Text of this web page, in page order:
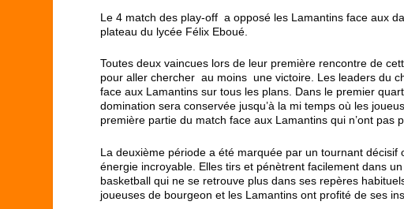
Le 4 match des play-off a opposé les Lamantins face aux
plateau du lycée Félix Eboué.
Toutes deux vaincues lors de leur première rencontre de
pour aller chercher au moins une victoire. Les leaders du
face aux Lamantins sur tous les plans. Dans le premier
domination sera conservée jusqu’à la mi temps où les
première partie du match face aux Lamantins qui n’ont pas
La deuxième période a été marquée par un tournant
énergie incroyable. Elles tirs et pénètrent facilement dans
basketball qui ne se retrouve plus dans ses repères
joueuses de bourgeon et les Lamantins ont profité de ses